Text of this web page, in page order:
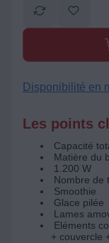
Disponibilité en
Les points
Capacité
Matière du
1.200 W
Nombre de
Smoothie
Glace pilée
Lames
Eléments
+ couvercle